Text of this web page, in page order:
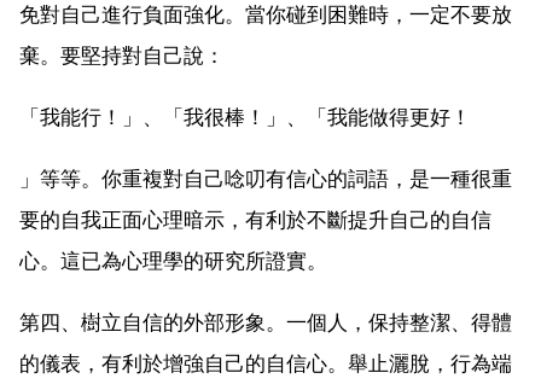
免對自己進行負面強化。當你碰到困難時，一定不要放
棄。要堅持對自己說：
「我能行！」、「我很棒！」、「我能做得更好！
」等等。你重複對自己唸叨有信心的詞語，是一種很重
要的自我正面心理暗示，有利於不斷提升自己的自信
心。這已為心理學的研究所證實。
第四、樹立自信的外部形象。一個人，保持整潔、得體
的儀表，有利於增強自己的自信心。舉止灑脫，行為端